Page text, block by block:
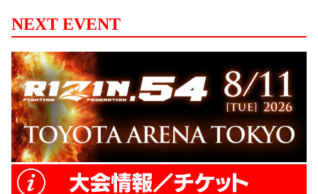
NEXT EVENT